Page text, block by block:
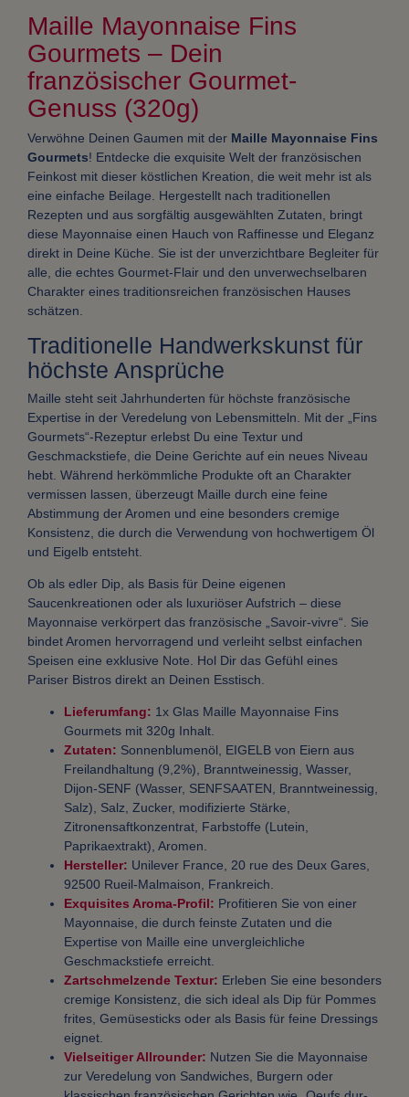
Maille Mayonnaise Fins
Gourmets – Dein
französischer Gourmet-
Genuss (320g)
Verwöhne Deinen Gaumen mit der Maille Mayonnaise Fins
Gourmets! Entdecke die exquisite Welt der französischen
Feinkost mit dieser köstlichen Kreation, die weit mehr ist als
eine einfache Beilage. Hergestellt nach traditionellen
Rezepten und aus sorgfältig ausgewählten Zutaten, bringt
diese Mayonnaise einen Hauch von Raffinesse und Eleganz
direkt in Deine Küche. Sie ist der unverzichtbare Begleiter für
alle, die echtes Gourmet-Flair und den unverwechselbaren
Charakter eines traditionsreichen französischen Hauses
schätzen.
Traditionelle Handwerkskunst für
höchste Ansprüche
Maille steht seit Jahrhunderten für höchste französische
Expertise in der Veredelung von Lebensmitteln. Mit der „Fins
Gourmets“-Rezeptur erlebst Du eine Textur und
Geschmackstiefe, die Deine Gerichte auf ein neues Niveau
hebt. Während herkömmliche Produkte oft an Charakter
vermissen lassen, überzeugt Maille durch eine feine
Abstimmung der Aromen und eine besonders cremige
Konsistenz, die durch die Verwendung von hochwertigem Öl
und Eigelb entsteht.
Ob als edler Dip, als Basis für Deine eigenen
Saucenkreationen oder als luxuriöser Aufstrich – diese
Mayonnaise verkörpert das französische „Savoir-vivre“. Sie
bindet Aromen hervorragend und verleiht selbst einfachen
Speisen eine exklusive Note. Hol Dir das Gefühl eines
Pariser Bistros direkt an Deinen Esstisch.
Lieferumfang: 1x Glas Maille Mayonnaise Fins
Gourmets mit 320g Inhalt.
Zutaten: Sonnenblumenöl, EIGELB von Eiern aus
Freilandhaltung (9,2%), Branntweinessig, Wasser,
Dijon-SENF (Wasser, SENFSAATEN, Branntweinessig,
Salz), Salz, Zucker, modifizierte Stärke,
Zitronensaftkonzentrat, Farbstoffe (Lutein,
Paprikaextrakt), Aromen.
Hersteller: Unilever France, 20 rue des Deux Gares,
92500 Rueil-Malmaison, Frankreich.
Exquisites Aroma-Profil: Profitieren Sie von einer
Mayonnaise, die durch feinste Zutaten und die
Expertise von Maille eine unvergleichliche
Geschmackstiefe erreicht.
Zartschmelzende Textur: Erleben Sie eine besonders
cremige Konsistenz, die sich ideal als Dip für Pommes
frites, Gemüsesticks oder als Basis für feine Dressings
eignet.
Vielseitiger Allrounder: Nutzen Sie die Mayonnaise
zur Veredelung von Sandwiches, Burgern oder